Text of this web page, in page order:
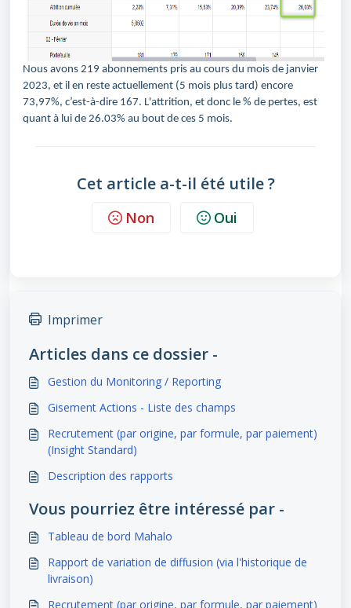
Nous avons 219 abonnements pris au cours du mois de janvier
2023, et il en reste actuellement (5 mois plus tard) encore
73,97%, c’est-à-dire 167. L'attrition, et donc le % de pertes, est
quant à lui de 26.03% au bout de ces 5 mois.
Cet article a-t-il été utile ?
Non Oui
Imprimer
Articles dans ce dossier -
Gestion du Monitoring / Reporting
Gisement Actions - Liste des champs
Recrutement (par origine, par formule, par paiement)
(Insight Standard)
Description des rapports
Vous pourriez être intéressé par -
Tableau de bord Mahalo
Rapport de variation de diffusion (via l'historique de
livraison)
Recrutement (par origine, par formule, par paiement)